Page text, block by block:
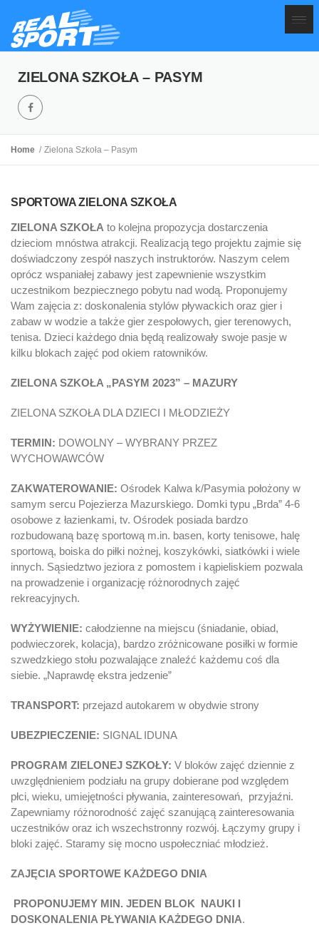
ZIELONA SZKOŁA – PASYM
Home Zielona Szkoła – Pasym
SPORTOWA ZIELONA SZKOŁA
ZIELONA SZKOŁA to kolejna propozycja dostarczenia
dzieciom mnóstwa atrakcji. Realizacją tego projektu zajmie się
doświadczony zespół naszych instruktorów. Naszym celem
oprócz wspaniałej zabawy jest zapewnienie wszystkim
uczestnikom bezpiecznego pobytu nad wodą. Proponujemy
Wam zajęcia z: doskonalenia stylów pływackich oraz gier i
zabaw w wodzie a także gier zespołowych, gier terenowych,
tenisa. Dzieci każdego dnia będą realizowały swoje pasje w
kilku blokach zajęć pod okiem ratowników.
ZIELONA SZKOŁA „PASYM 2023” – MAZURY
ZIELONA SZKOŁA DLA DZIECI I MŁODZIEŻY
TERMIN: DOWOLNY – WYBRANY PRZEZ
WYCHOWAWCÓW
ZAKWATEROWANIE: Ośrodek Kalwa k/Pasymia położony w
samym sercu Pojezierza Mazurskiego. Domki typu „Brda” 4-6
osobowe z łazienkami, tv. Ośrodek posiada bardzo
rozbudowaną bazę sportową m.in. basen, korty tenisowe, halę
sportową, boiska do piłki nożnej, koszykówki, siatkówki i wiele
innych. Sąsiedztwo jeziora z pomostem i kąpieliskiem pozwala
na prowadzenie i organizację różnorodnych zajęć
rekreacyjnych.
WYŻYWIENIE: całodzienne na miejscu (śniadanie, obiad,
podwieczorek, kolacja), bardzo zróżnicowane posiłki w formie
szwedzkiego stołu pozwalające znaleźć każdemu coś dla
siebie. „Naprawdę ekstra jedzenie”
TRANSPORT: przejazd autokarem w obydwie strony
UBEZPIECZENIE: SIGNAL IDUNA
PROGRAM ZIELONEJ SZKOŁY: V bloków zajęć dziennie z
uwzględnieniem podziału na grupy dobierane pod względem
płci, wieku, umiejętności pływania, zainteresowań, przyjaźni.
Zapewniamy różnorodność zajęć szanującą zainteresowania
uczestników oraz ich wszechstronny rozwój. Łączymy grupy i
bloki zajęć. Staramy się mocno uspołeczniać młodzież.
ZAJĘCIA SPORTOWE KAŻDEGO DNIA
PROPONUJEMY MIN. JEDEN BLOK NAUKI I
DOSKONALENIA PŁYWANIA KAŻDEGO DNIA.